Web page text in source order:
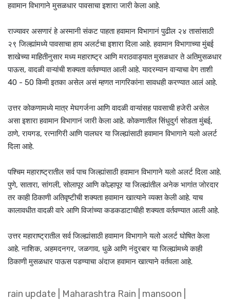
हवामान विभागाने मुसळधार पावसाचा इशारा जारी केला आहे.
राज्यावर असणारं हे अस्मानी संकट पाहता हवामान विभागानं पुढील २४ तासांसाठी
२९ जिल्ह्यांमध्ये पावसाचा हाय अलर्टचा इशारा दिला आहे. हवामान विभागाच्या मुंबई
शाखेच्या माहितीनुसार मध्य महाराष्ट्र आणि मराठवाड्यात मुसळधार ते अतिमुसळधार
पाऊस, वादळी वाऱ्यांची शक्यता वर्तवण्यात आली आहे. यादरम्यान वाऱ्याचा वेग ताशी
40 - 50 किमी इतका असेल असं म्हणत नागरिकांना सावधही करण्यात आलं आहे.
उत्तर कोकणामध्ये मात्र मेघगर्जना आणि वादळी वाऱ्यांसह पावसाची हजेरी असेल
असा इशारा हवामान विभागानं जारी केला आहे. कोकणातील सिंधुदुर्ग सोडता मुंबई,
ठाणे, रायगड, रत्नागिरी आणि पालघर या जिल्ह्यांसाठी हवामान विभागाने यलो अलर्ट
दिला आहे.
पश्चिम महाराष्ट्रातील सर्व पाच जिल्ह्यांसाठी हवामान विभागाने यलो अलर्ट दिला आहे.
पुणे, सातारा, सांगली, सोलापूर आणि कोल्हापूर या जिल्ह्यांतील अनेक भागांत जोरदार
तर काही ठिकाणी अतिवृष्टीची शक्यता हवामान खात्याने व्यक्त केली आहे. याच
कालावधीत वादळी वारे आणि विजांच्या कडकडाटाचीही शक्यता वर्तवण्यात आली आहे.
उत्तर महाराष्ट्रातील सर्व जिल्ह्यांसाठी हवामान विभागाने यलो अलर्ट घोषित केला
आहे. नाशिक, अहमदनगर, जळगाव, धुळे आणि नंदुरबार या जिल्ह्यांमध्ये काही
ठिकाणी मुसळधार पाऊस पडण्याचा अंदाज हवामान खात्याने वर्तवला आहे.
rain update Maharashtra Rain mansoon